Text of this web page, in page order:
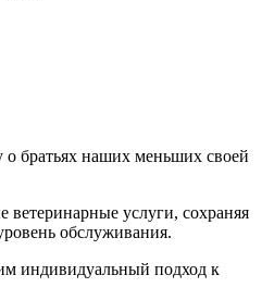
о братьях наших меньших своей
ветеринарные услуги, сохраняя
обслуживания.
индивидуальный подход к